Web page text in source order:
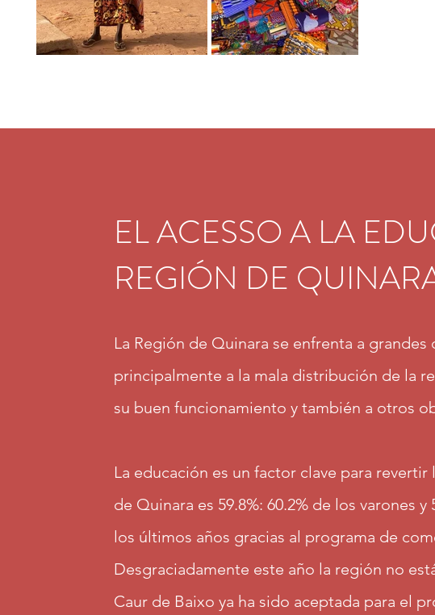
EL ACESSO A LA
REGIÓN DE
La Región de Quinara se enfrenta a
principalmente a la mala distribución de la
su buen funcionamiento y también a otros
La educación es un factor clave para
de Quinara es 59.8%: 60.2% de los varones
los últimos años gracias al programa de
Desgraciadamente este año la región no
Caur de Baixo ya ha sido aceptada para el